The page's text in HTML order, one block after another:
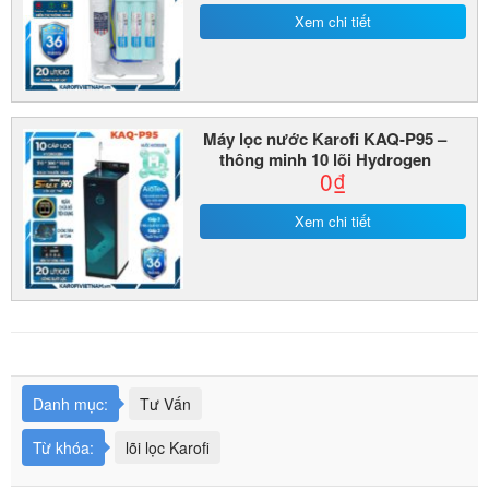
Xem chi tiết
Máy lọc nước Karofi KAQ-P95 –
thông minh 10 lõi Hydrogen
0₫
Xem chi tiết
Danh mục:
Tư Vấn
Từ khóa:
lõi lọc Karofi